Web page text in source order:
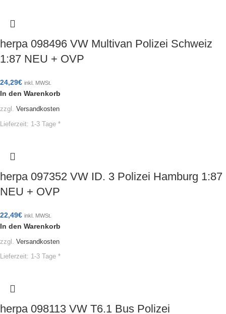
herpa 098496 VW Multivan Polizei Schweiz
1:87 NEU + OVP
24,29€ inkl. MWSt.
In den Warenkorb
zzgl. Versandkosten
Lieferzeit: 1-3 Tage *
herpa 097352 VW ID. 3 Polizei Hamburg 1:87
NEU + OVP
22,49€ inkl. MWSt.
In den Warenkorb
zzgl. Versandkosten
Lieferzeit: 1-3 Tage *
herpa 098113 VW T6.1 Bus Polizei